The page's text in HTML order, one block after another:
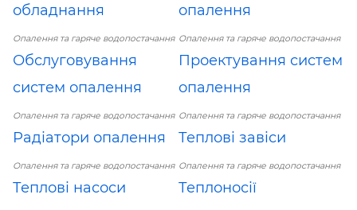
обладнання
опалення
Опалення та гаряче водопостачання
Обслуговування
систем опалення
Опалення та гаряче водопостачання
Проектування систем
опалення
Опалення та гаряче водопостачання
Радіатори опалення
Опалення та гаряче водопостачання
Теплові завіси
Опалення та гаряче водопостачання
Теплові насоси
Опалення та гаряче водопостачання
Теплоносії